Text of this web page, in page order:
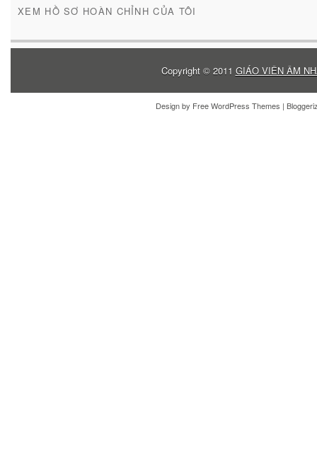
XEM HỒ SƠ HOÀN CHỈNH CỦA TÔI
Copyright © 2011 GIÁO VIÊN ÂM
Design by Free WordPress Themes |